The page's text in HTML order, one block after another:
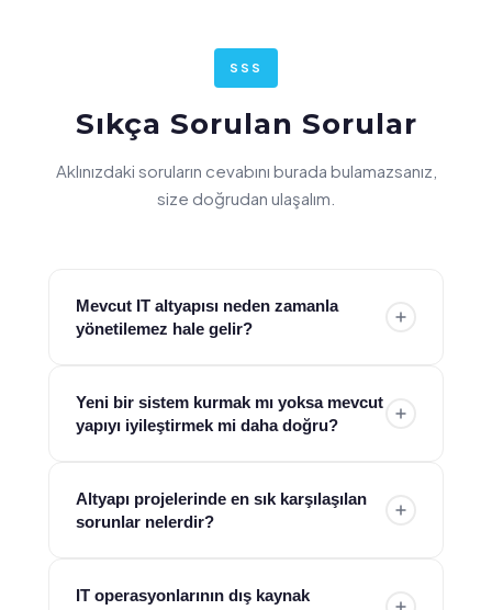
SSS
Sıkça Sorulan Sorular
Aklınızdaki soruların cevabını burada bulamazsanız,
size doğrudan ulaşalım.
Mevcut IT altyapısı neden zamanla
yönetilemez hale gelir?
Farklı dönemlerde yapılan yatırımlar, birbiriyle
entegre olmayan sistemler ve artan iş yükleri
yol açar. ESH, mevcut altyapıyı analiz ederek bu
Yeni bir sistem kurmak mı yoksa mevcut
yapıyı iyileştirmek mi daha doğru?
Her durumda sıfırdan kurulum gerekmez. Çoğu
kurumda doğru planlama ile mevcut altyapı
iyileştirme seçeneklerini birlikte değerlendirerek
Altyapı projelerinde en sık karşılaşılan
sorunlar nelerdir?
Yanlış kapasite planlaması, eksik entegrasyon ve
IT operasyonlarının dış kaynak